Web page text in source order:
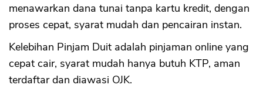
menawarkan dana tunai tanpa kartu kredit, dengan
proses cepat, syarat mudah dan pencairan instan.
Kelebihan Pinjam Duit adalah pinjaman online yang
cepat cair, syarat mudah hanya butuh KTP, aman
terdaftar dan diawasi OJK.